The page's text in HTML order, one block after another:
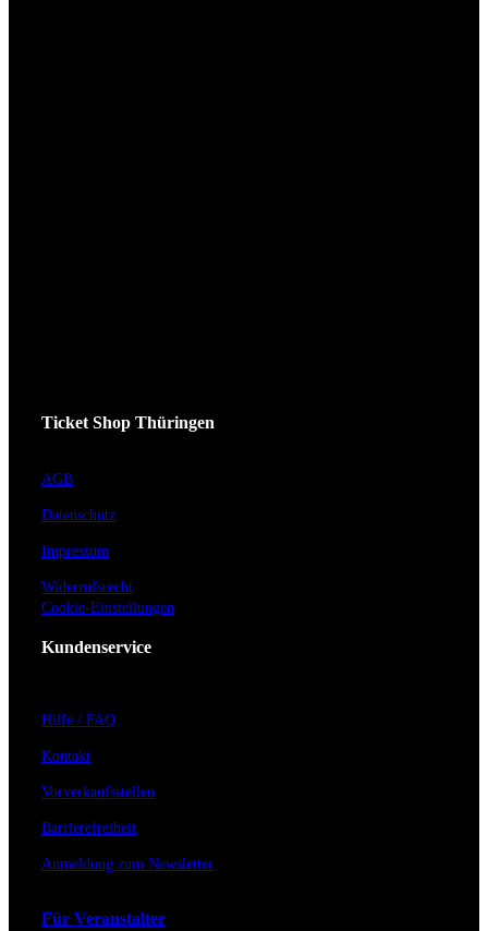
Ticket Shop Thüringen
AGB
Datenschutz
Impressum
Widerrufsrecht
Cookie-Einstellungen
Kundenservice
Hilfe / FAQ
Kontakt
Vorverkaufsstellen
Barrierefreiheit
Anmeldung zum Newsletter
Für Veranstalter